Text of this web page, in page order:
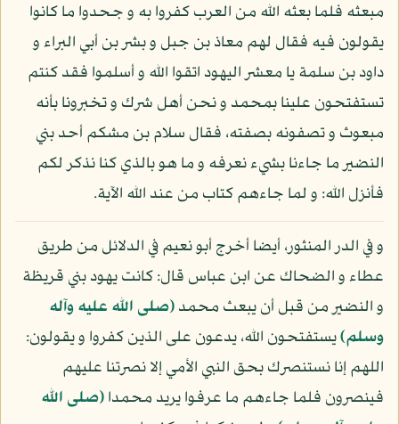
مبعثه فلما بعثه الله من العرب كفروا به و جحدوا ما كانوا
يقولون فيه فقال لهم معاذ بن جبل و بشر بن أبي البراء و
داود بن سلمة يا معشر اليهود اتقوا الله و أسلموا فقد كنتم
تستفتحون علينا بمحمد و نحن أهل شرك و تخبرونا بأنه
مبعوث و تصفونه بصفته، فقال سلام بن مشكم أحد بني
النضير ما جاءنا بشيء نعرفه و ما هو بالذي كنا نذكر لكم
فأنزل الله: و لما جاءهم كتاب من عند الله الآية.
و في الدر المنثور، أيضا أخرج أبو نعيم في الدلائل من طريق
عطاء و الضحاك عن ابن عباس قال: كانت يهود بني قريظة
و النضير من قبل أن يبعث محمد(صلى الله عليه وآله
وسلم)يستفتحون الله، يدعون على الذين كفروا و يقولون:
اللهم إنا نستنصرك بحق النبي الأمي إلا نصرتنا عليهم
فينصرون فلما جاءهم ما عرفوا يريد محمدا(صلى الله